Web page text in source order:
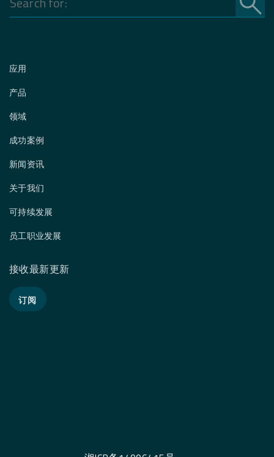
for:
应用
产品
领域
成功案例
新闻资讯
关于我们
可持续发展
员工职业发展
接收最新更新
订阅